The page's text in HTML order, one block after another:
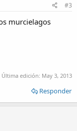
#3
murcielagos
Última edición: May 3, 2013
Responder